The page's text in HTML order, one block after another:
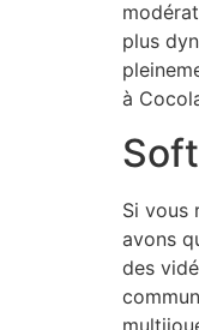
plus
à
Si vous
avons
des